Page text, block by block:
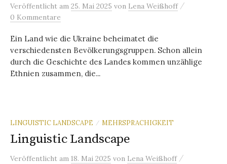
Veröffentlicht am 25. Mai 2025 von Lena Weißhoff /
0 Kommentare
Ein Land wie die Ukraine beheimatet die
verschiedensten Bevölkerungsgruppen. Schon allein
durch die Geschichte des Landes kommen unzählige
Ethnien zusammen, die...
LINGUISTIC LANDSCAPE / MEHRSPRACHIGKEIT
Linguistic Landscape
Veröffentlicht am 18. Mai 2025 von Lena Weißhoff /